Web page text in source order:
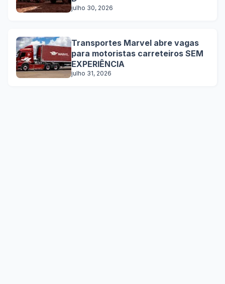
julho 30, 2026
Transportes Marvel abre vagas
para motoristas carreteiros SEM
EXPERIÊNCIA
julho 31, 2026